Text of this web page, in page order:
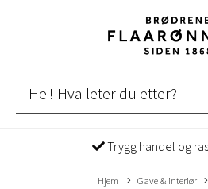
Trygg handel og
Hjem Gave & interiør